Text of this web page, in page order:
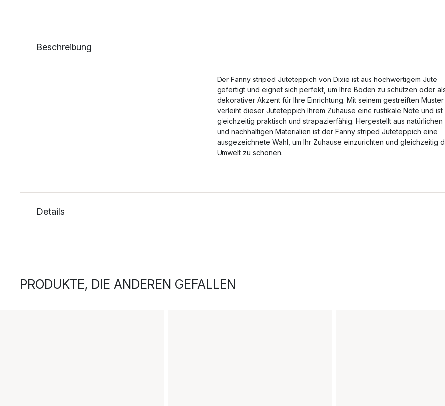
Beschreibung
Der Fanny striped Juteteppich von Dixie ist aus hochwertigem Jute
gefertigt und eignet sich perfekt, um Ihre Böden zu schützen oder
dekorativer Akzent für Ihre Einrichtung. Mit seinem gestreiften Muster
verleiht dieser Juteteppich Ihrem Zuhause eine rustikale Note und ist
gleichzeitig praktisch und strapazierfähig. Hergestellt aus natürlichen
und nachhaltigen Materialien ist der Fanny striped Juteteppich eine
ausgezeichnete Wahl, um Ihr Zuhause einzurichten und gleichzeitig
Umwelt zu schonen.
Details
PRODUKTE, DIE ANDEREN GEFALLEN